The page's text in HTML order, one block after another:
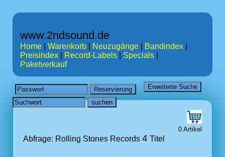
www.2ndsound.de
Home Warenkorb Neuzugänge Bandindex
Preisindex
Record-Labels Specials
Paketverkauf
0 Artikel
Abfrage: Rolling Stones Records 4 Titel